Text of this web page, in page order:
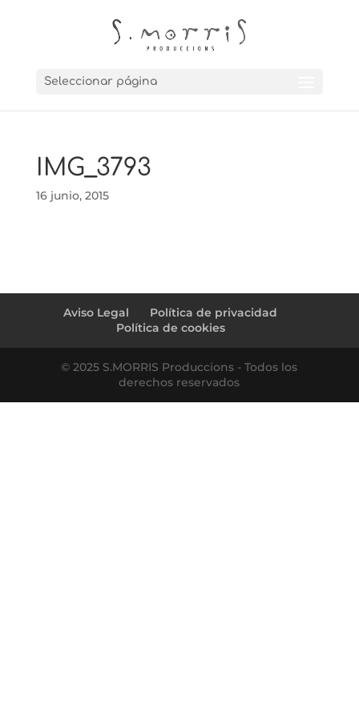
Seleccionar página
IMG_3793
16 junio, 2015
Aviso Legal
Política de privacidad
Política de cookies
© 2025 S.MORRIS Produccions - Todos los
derechos reservados